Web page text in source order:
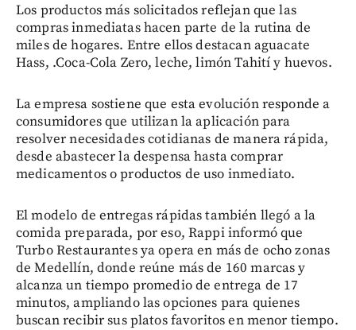
Los productos más solicitados reflejan que las
compras inmediatas hacen parte de la rutina de
miles de hogares. Entre ellos destacan aguacate
Hass, .Coca-Cola Zero, leche, limón Tahití y huevos.
La empresa sostiene que esta evolución responde a
consumidores que utilizan la aplicación para
resolver necesidades cotidianas de manera rápida,
desde abastecer la despensa hasta comprar
medicamentos o productos de uso inmediato.
El modelo de entregas rápidas también llegó a la
comida preparada, por eso, Rappi informó que
Turbo Restaurantes ya opera en más de ocho zonas
de Medellín, donde reúne más de 160 marcas y
alcanza un tiempo promedio de entrega de 17
minutos, ampliando las opciones para quienes
buscan recibir sus platos favoritos en menor tiempo.